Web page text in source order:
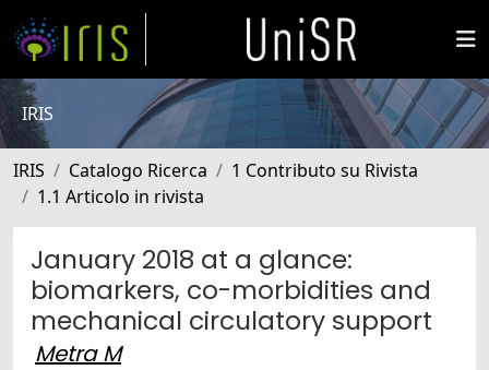
IRIS
IRIS Catalogo Ricerca
1 Contributo su Rivista
1.1 Articolo in rivista
January 2018 at a glance:
biomarkers, co-morbidities and
mechanical circulatory support
Metra M